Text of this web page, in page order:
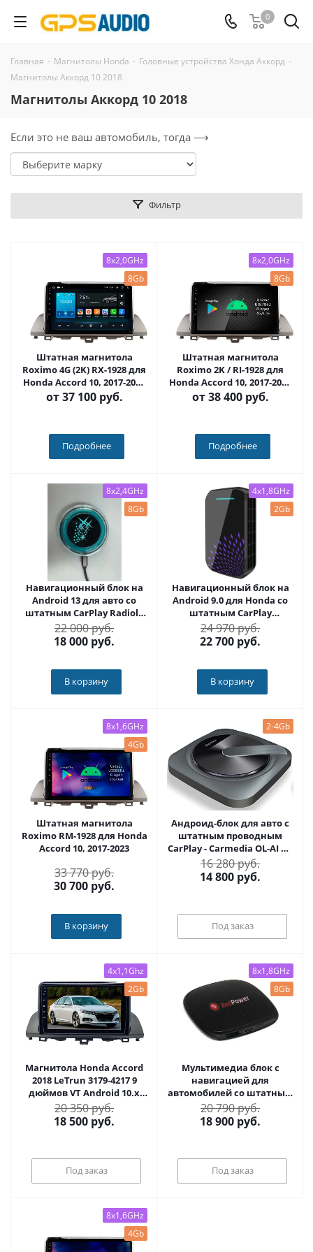
0
Главная - Магнитолы Honda - Головные устройства Хонда Аккорд -
Магнитолы Аккорд 10 2018
Магнитолы Аккорд 10 2018
Если это не ваш автомобиль, тогда ⟶
Фильтр
8x2,0GHz
8Gb
Штатная магнитола
Roximo 4G (2K) RX-1928 для
Honda Accord 10, 2017-2023
(Android 13)
от37 100 руб.
Подробнее
8x2,0GHz
8Gb
Штатная магнитола
Roximo 2K / RI-1928 для
Honda Accord 10, 2017-2023
(Android 12)
от38 400 руб.
Подробнее
8x2,4GHz
8Gb
Навигационный блок на
Android 13 для авто со
штатным CarPlay Radiola
RDL-Carplay
22 000 руб.
18 000 руб.
В корзину
4x1,8GHz
2Gb
Навигационный блок на
Android 9.0 для Honda со
штатным CarPlay
CARMEDIA AS-CP31
24 970 руб.
22 700 руб.
В корзину
8x1,6GHz
4Gb
Штатная магнитола
Roximo RM-1928 для Honda
Accord 10, 2017-2023
33 770 руб.
30 700 руб.
В корзину
2-4Gb
Андроид-блок для авто с
штатным проводным
CarPlay - Carmedia OL-AI на
Android 10-11, проц.
Snapdragon, 2/16, 3/32, 4/64,
4G-SIM, подключение по
16 280 руб.
14 800 руб.
Под заказ
4x1,1Ghz
2Gb
Магнитола Honda Accord
2018 LeTrun 3179-4217 9
дюймов VT Android 10.x
MTK-L 2+16 Gb ASP
20 350 руб.
18 500 руб.
Под заказ
8x1,8GHz
8Gb
Мультимедиа блок с
навигацией для
автомобилей со штатным
USB CarPlay - Redpower
RPAIPRO Android 13,
Snapdragon, 6/128Гб, 4G
20 790 руб.
18 900 руб.
Под заказ
8x1,6GHz
4Gb